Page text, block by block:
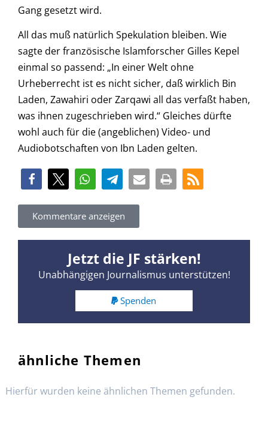
Gang gesetzt wird.
All das muß natürlich Spekulation bleiben. Wie
sagte der französische Islamforscher Gilles Kepel
einmal so passend: „In einer Welt ohne
Urheberrecht ist es nicht sicher, daß wirklich Bin
Laden, Zawahiri oder Zarqawi all das verfaßt haben,
was ihnen zugeschrieben wird.“ Gleiches dürfte
wohl auch für die (angeblichen) Video- und
Audiobotschaften von Ibn Laden gelten.
Kommentare anzeigen
Jetzt die JF stärken!
Unabhängigen Journalismus unterstützen!
Spenden
ähnliche Themen
Hierfür wurden keine ähnlichen Themen gefunden.